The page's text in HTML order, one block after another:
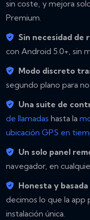
sin coste, y mejora
Premium.
Sin necesidad de
con Android 5.0+, sin
Modo discreto
segundo plano para
Una suite de
de llamadas hasta la
ubicación GPS en
Un solo panel
navegador, en
Honesta y
decimos lo que la app
instalación única.